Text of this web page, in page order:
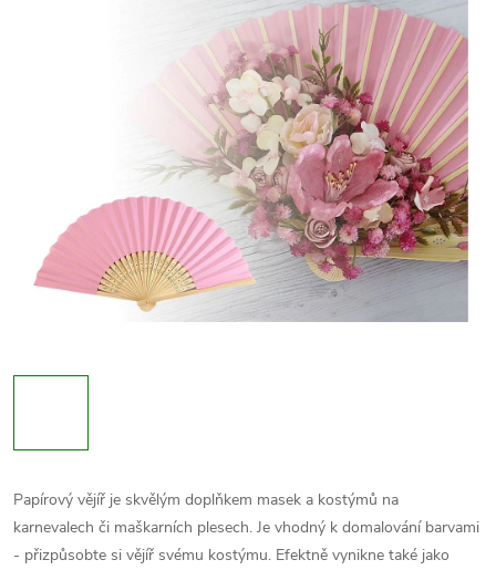
Papírový vějíř je skvělým doplňkem masek a kostýmů na
karnevalech či maškarních plesech. Je vhodný k domalování barvami
- přizpůsobte si vějíř svému kostýmu. Efektně vynikne také jako